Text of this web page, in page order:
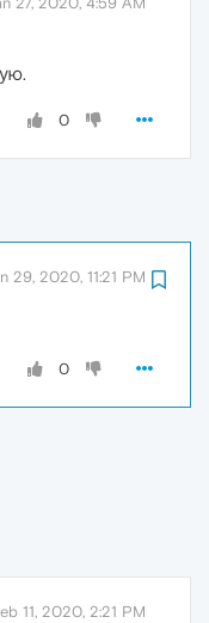
0
29, 2020, 11:21 PM
0
11, 2020, 2:21 PM